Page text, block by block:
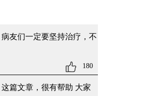
病友们一定要坚持治疗，不
180
这篇文章，很有帮助 大家